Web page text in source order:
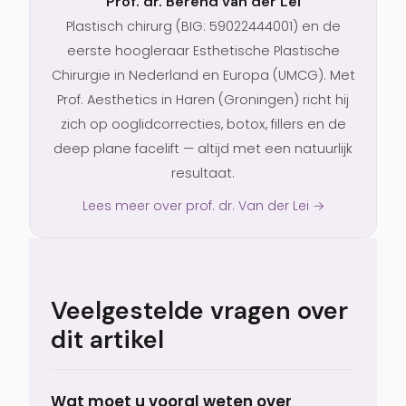
Plastisch chirurg (BIG: 59022444001) en de
eerste hoogleraar Esthetische Plastische
Chirurgie in Nederland en Europa (UMCG). Met
Prof. Aesthetics in Haren (Groningen) richt hij
zich op ooglidcorrecties, botox, fillers en de
deep plane facelift — altijd met een natuurlijk
resultaat.
Lees meer over prof. dr. Van der Lei →
Veelgestelde vragen over
dit artikel
Wat moet u vooral weten over